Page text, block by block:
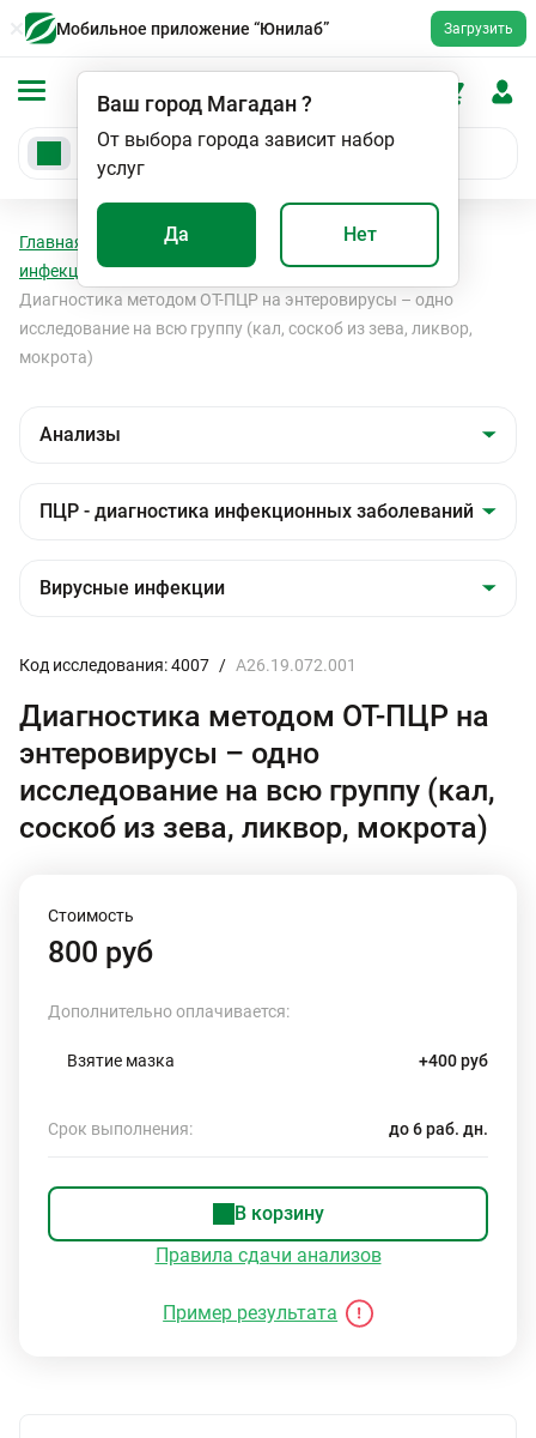
Мобильное приложение “Юнилаб” Загрузить
Ваш город Магадан?
От выбора города зависит набор
услуг
Да Нет
Главная Анализы
ПЦР - диагностика
инфекционных заболеваний
Вирусные инфекции
Диагностика методом ОТ-ПЦР на энтеровирусы – одно
исследование на всю группу (кал, соскоб из зева, ликвор,
мокрота)
Код исследования: 4007 / A26.19.072.001
Диагностика методом ОТ-ПЦР на
энтеровирусы – одно
исследование на всю группу (кал,
соскоб из зева, ликвор, мокрота)
Стоимость
800 руб
Дополнительно оплачивается:
Взятие мазка +400 руб
Срок выполнения: до 6 раб. дн.
В корзину
Правила сдачи анализов
Пример результата